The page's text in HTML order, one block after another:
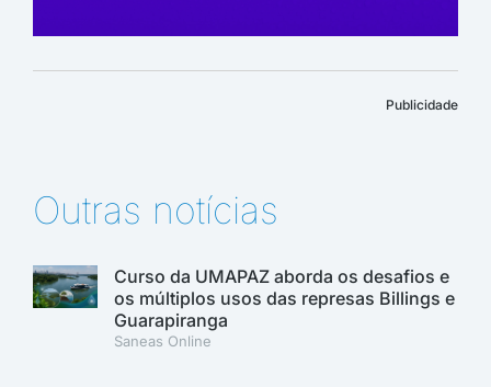
Publicidade
Outras notícias
Curso da UMAPAZ aborda os desafios e
os múltiplos usos das represas Billings e
Guarapiranga
Saneas Online